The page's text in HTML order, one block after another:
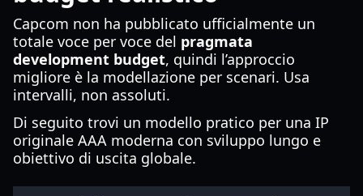
Capcom non ha pubblicato ufficialmente un
totale voce per voce del pragmata
development budget, quindi l’approccio
migliore è la modellazione per scenari. Usa
intervalli, non assoluti.
Di seguito trovi un modello pratico per una IP
originale AAA moderna con sviluppo lungo e
obiettivo di uscita globale.